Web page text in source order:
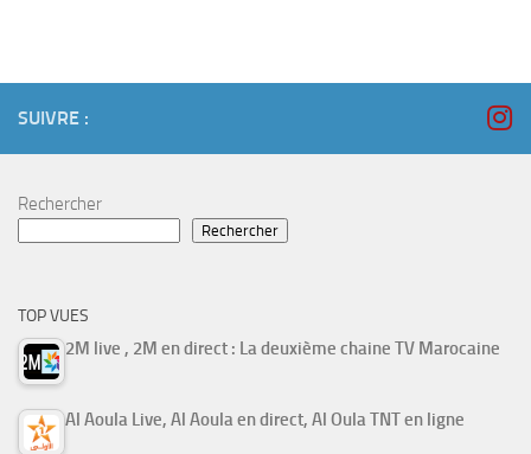
SUIVRE :
Rechercher
Rechercher
TOP VUES
2M live , 2M en direct : La deuxième chaine TV Marocaine
Al Aoula Live, Al Aoula en direct, Al Oula TNT en ligne